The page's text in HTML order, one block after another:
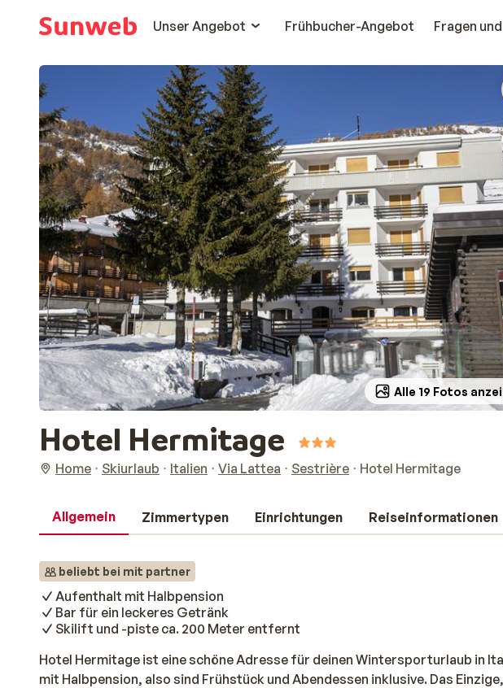
Unser Angebot
Frühbucher-Angebot Fragen
Alle 19 Fotos
Hotel Hermitage
Home Skiurlaub Italien Via Lattea Sestrière Hotel Hermitage
Allgemein Zimmertypen Einrichtungen Reiseinformationen
beliebt bei mit partner
Aufenthalt mit Halbpension
Bar für ein leckeres Getränk
Skilift und -piste ca. 200 Meter entfernt
Hotel Hermitage ist eine schöne Adresse für deinen Wintersporturlaub in
mit Halbpension, also sind Frühstück und Abendessen inklusive. Das